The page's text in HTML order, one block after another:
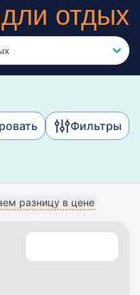
отдых
Фильтры
разницу в цене